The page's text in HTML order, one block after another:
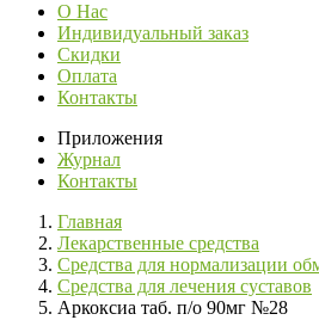
О Нас
Индивидуальный заказ
Скидки
Оплата
Контакты
Приложения
Журнал
Контакты
Главная
Лекарственные средства
Средства для нормализации
Средства для лечения суставов
Аркоксиа таб. п/о 90мг №28